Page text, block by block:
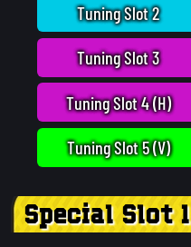
Tuning Slot 2
Tuning Slot 3
Tuning Slot 4 (H)
Tuning Slot 5 (V)
Special Slot 1